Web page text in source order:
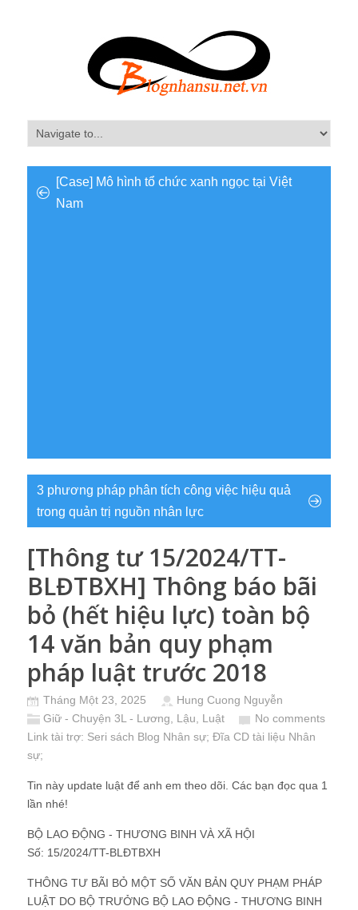
[Case] Mô hình tổ chức xanh ngọc tại Việt
Nam
3 phương pháp phân tích công việc hiệu quả
trong quản trị nguồn nhân lực
[Thông tư 15/2024/TT-
BLĐTBXH] Thông báo bãi
bỏ (hết hiệu lực) toàn bộ
14 văn bản quy phạm
pháp luật trước 2018
Tháng Một 23, 2025
Hung Cuong Nguyễn
Giữ - Chuyện 3L - Lương, Lậu, Luật
No comments
Link tài trợ: Seri sách Blog Nhân sự; Đĩa CD tài liệu Nhân
sự;
Tin này update luật để anh em theo dõi. Các bạn đọc qua 1
lần nhé!
BỘ LAO ĐỘNG - THƯƠNG BINH VÀ XÃ HỘI
Số: 15/2024/TT-BLĐTBXH
THÔNG TƯ BÃI BỎ MỘT SỐ VĂN BẢN QUY PHẠM PHÁP
LUẬT DO BỘ TRƯỞNG BỘ LAO ĐỘNG - THƯƠNG BINH